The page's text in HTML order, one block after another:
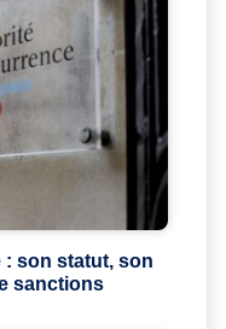
son statut, son
sanctions